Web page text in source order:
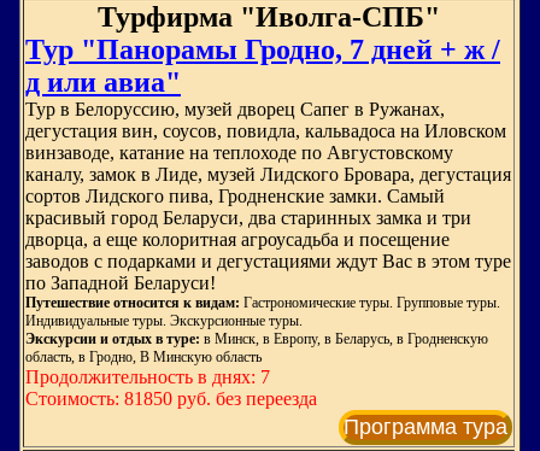
Турфирма "Иволга-СПБ"
Тур "Панорамы Гродно, 7 дней + ж /
д или авиа"
Тур в Белоруссию, музей дворец Сапег в Ружанах,
дегустация вин, соусов, повидла, кальвадоса на Иловском
винзаводе, катание на теплоходе по Августовскому
каналу, замок в Лиде, музей Лидского Бровара, дегустация
сортов Лидского пива, Гродненские замки. Самый
красивый город Беларуси, два старинных замка и три
дворца, а еще колоритная агроусадьба и посещение
заводов с подарками и дегустациями ждут Вас в этом туре
по Западной Беларуси!
Путешествие относится к видам: Гастрономические туры. Групповые туры.
Индивидуальные туры. Экскурсионные туры.
Экскурсии и отдых в туре: в Минск, в Европу, в Беларусь, в Гродненскую
область, в Гродно, В Минскую область
Продолжительность в днях: 7
Стоимость: 81850 руб. без переезда
Программа тура